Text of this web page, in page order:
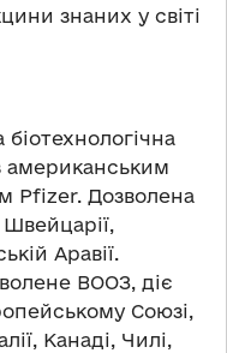
знаних у світі
американським
Pfizer. Дозволена
Аравії.
ВООЗ, діє
Союзі,
Канаді, Чилі,